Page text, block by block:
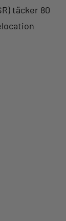
täcker 80